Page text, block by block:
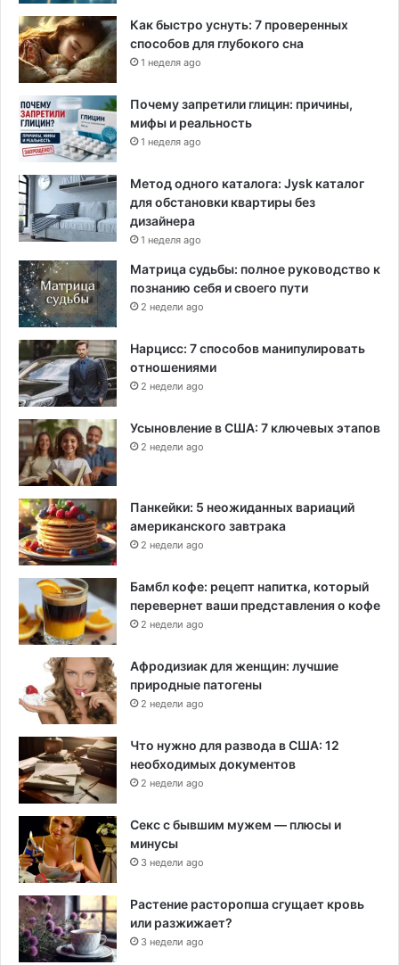
и
м
о
с
т
и
н
ж
д
а
ю
щ
м
с
я
л
ю
д
я
м
в
о
р
е
м
я
п
а
д
е
м
Как быстро уснуть: 7 проверенных
способов для глубокого сна
1 неделя ago
Почему запретили глицин: причины,
мифы и реальность
1 неделя ago
Метод одного каталога: Jysk каталог
для обстановки квартиры без
дизайнера
1 неделя ago
Матрица судьбы: полное руководство к
познанию себя и своего пути
2 недели ago
Нарцисс: 7 способов манипулировать
отношениями
2 недели ago
Усыновление в США: 7 ключевых этапов
2 недели ago
Панкейки: 5 неожиданных вариаций
американского завтрака
2 недели ago
Бамбл кофе: рецепт напитка, который
перевернет ваши представления о кофе
2 недели ago
Афродизиак для женщин: лучшие
природные патогены
2 недели ago
Что нужно для развода в США: 12
необходимых документов
2 недели ago
Секс с бывшим мужем — плюсы и
минусы
3 недели ago
Растение расторопша сгущает кровь
или разжижает?
3 недели ago